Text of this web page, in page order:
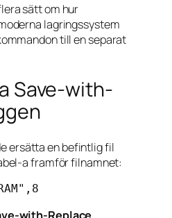
sätt om hur
lagringssystem
till en separat
Save-with-
ersätta en befintlig fil
a framför filnamnet: